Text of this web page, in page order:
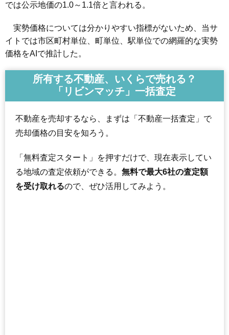
では公示地価の1.0～1.1倍と言われる。
実勢価格については分かりやすい指標がないため、当サ
イトでは市区町村単位、町単位、駅単位での網羅的な実勢
価格をAIで推計した。
所有する不動産、いくらで売れる？
「リビンマッチ」一括査定
不動産を売却するなら、まずは「不動産一括査定」で
売却価格の目安を知ろう。
「無料査定スタート」を押すだけで、現在表示してい
る地域の査定依頼ができる。 無料で最大6社の査定額
を受け取れるので、ぜひ活用してみよう。